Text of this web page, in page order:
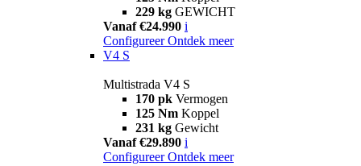
229 kg GEWICHT
Vanaf €24.990 i
Configureer Ontdek meer
V4 S
Multistrada V4 S
170 pk Vermogen
125 Nm Koppel
231 kg Gewicht
Vanaf €29.890 i
Configureer Ontdek meer